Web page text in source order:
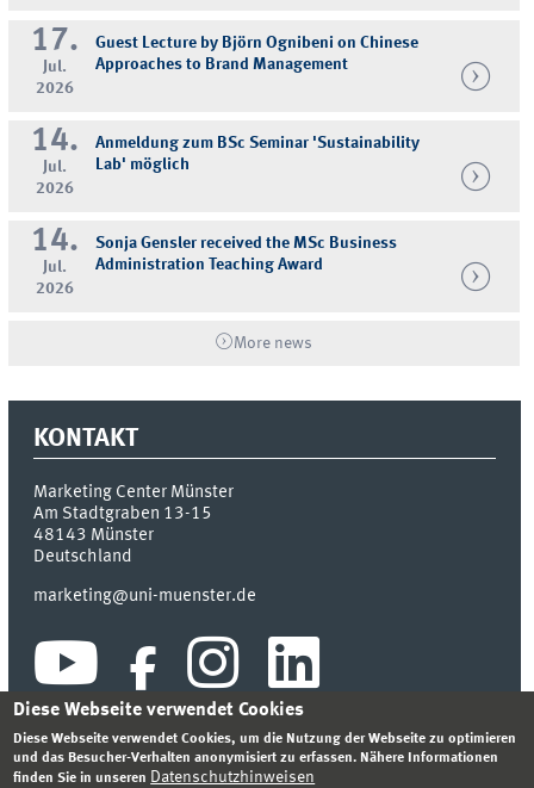
17.
Jul.
2026
Guest Lecture by Björn Ognibeni on Chinese
Approaches to Brand Management
14.
Jul.
2026
Anmeldung zum BSc Seminar 'Sustainability
Lab' möglich
14.
Jul.
2026
Sonja Gensler received the MSc Business
Administration Teaching Award
More news
KONTAKT
Marketing Center Münster
Am Stadtgraben 13-15
48143 Münster
Deutschland
marketing@uni-muenster.de
Diese Webseite verwendet Cookies
Diese Webseite verwendet Cookies, um die Nutzung der Webseite zu optimieren
und das Besucher-Verhalten anonymisiert zu erfassen. Nähere Informationen
finden Sie in unseren Datenschutzhinweisen